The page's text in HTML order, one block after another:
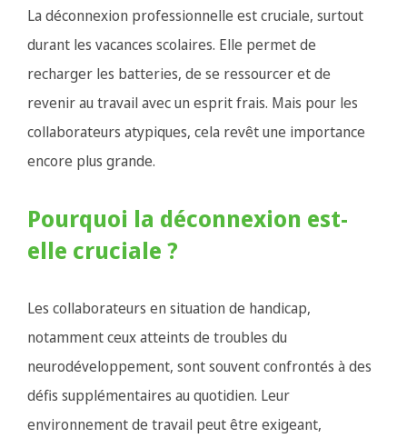
La déconnexion professionnelle est cruciale, surtout
durant les vacances scolaires. Elle permet de
recharger les batteries, de se ressourcer et de
revenir au travail avec un esprit frais. Mais pour les
collaborateurs atypiques, cela revêt une importance
encore plus grande.
Pourquoi la déconnexion est-
elle cruciale ?
Les collaborateurs en situation de handicap,
notamment ceux atteints de troubles du
neurodéveloppement, sont souvent confrontés à des
défis supplémentaires au quotidien. Leur
environnement de travail peut être exigeant,